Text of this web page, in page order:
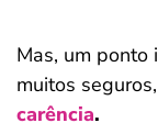
Mas, um ponto
muitos
carência.